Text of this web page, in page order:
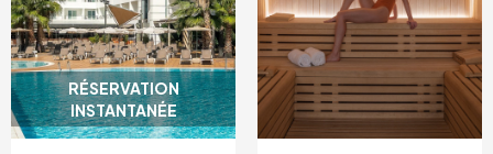
RÉSERVATION
INSTANTANÉE